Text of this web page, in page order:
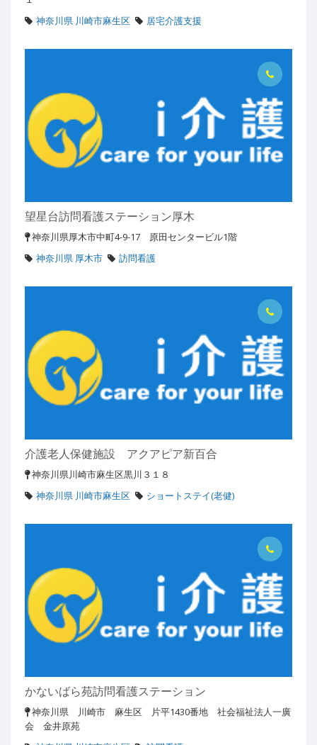
神奈川県 川崎市麻生区
居宅介護支援
望星台訪問看護ステーション厚木
神奈川県厚木市中町4-9-17 原田センタービル1階
神奈川県 厚木市
訪問看護
介護老人保健施設 アクアピア新百合
神奈川県川崎市麻生区黒川３１８
神奈川県 川崎市麻生区
ショートステイ(老健)
かないばら苑訪問看護ステーション
神奈川県 川崎市 麻生区 片平1430番地 社会福祉法人一廣
会 金井原苑